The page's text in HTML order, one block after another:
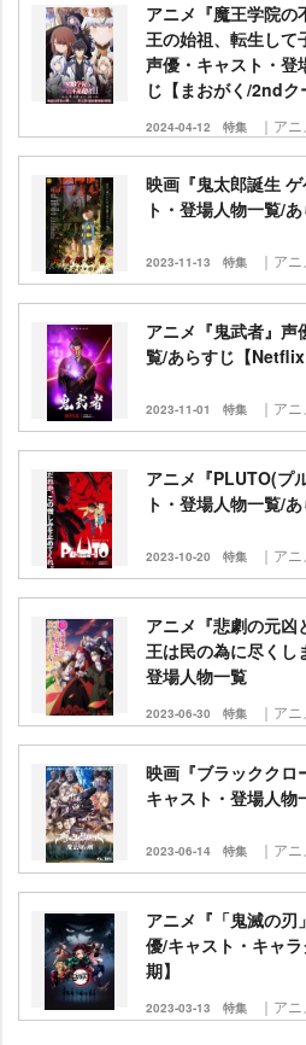
アニメ『魔王学院の
王の始祖、転生して
声優・キャスト・登
じ【まおがく/2ndク
2024-04-12 特集 ｜アニ
映画『鬼太郎誕生
ト・登場人物一覧/
2023-11-13 特集 ｜アニ
アニメ『鬼武者』声
覧/あらすじ【Netflix
2023-11-01 特集 ｜アニ
アニメ『PLUTO(プ
ト・登場人物一覧/
2023-10-20 特集 ｜アニ
アニメ『悲劇の元凶
王は民の為に尽くし
登場人物一覧
2023-06-30 特集 ｜アニ
映画『ブラッククロ
キャスト・登場人物
2023-06-14 特集 ｜アニ
アニメ『「鬼滅の刃
優/キャスト・キャ
期】
2023-03-13 特集 ｜アニ